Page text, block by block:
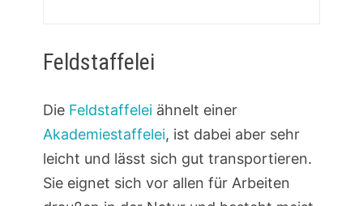
Feldstaffelei
Die Feldstaffeleiähnelt einer
Akademiestaffelei, ist dabei aber sehr
leicht und lässt sich gut transportieren.
Sie eignet sich vor allen für Arbeiten